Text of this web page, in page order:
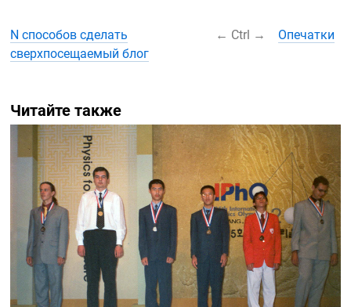
N способов сделать
сверхпосещаемый блог
← Ctrl → Опечатки
Читайте также